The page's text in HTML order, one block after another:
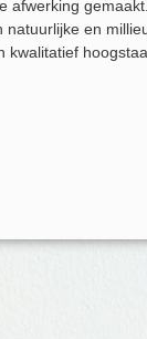
afwerking
en